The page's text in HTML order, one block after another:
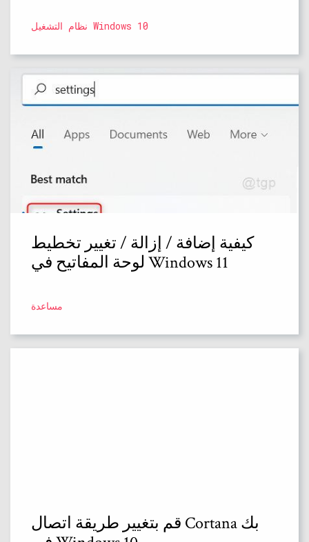
نظام التشغيل Windows 10
كيفية إضافة / إزالة / تغيير تخطيط
لوحة المفاتيح في Windows 11
مساعدة
قم بتغيير طريقة اتصال Cortana بك